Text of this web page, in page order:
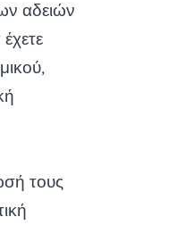
αδειών
τους